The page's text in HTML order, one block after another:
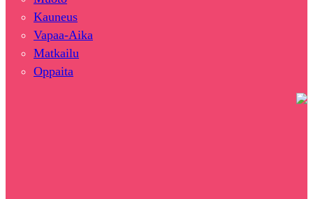
Kauneus
Vapaa-Aika
Matkailu
Oppaita